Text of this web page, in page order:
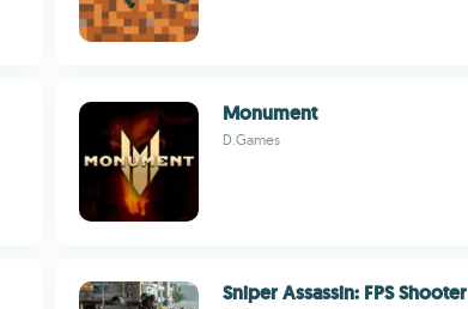
Monument
D.Games
Sniper Assassin: FPS Shooter